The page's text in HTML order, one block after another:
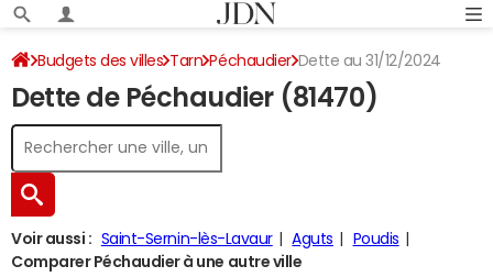
Budgets des villes Tarn Péchaudier Dette au 31/12/2024
Dette de Péchaudier (81470)
Voir aussi : Saint-Sernin-lès-Lavaur Aguts
Poudis
Comparer Péchaudier à une autre ville